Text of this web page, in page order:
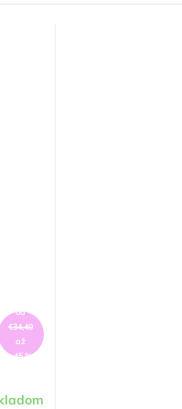
od
€34,40
až
–45 %